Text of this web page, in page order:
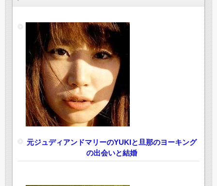
元ジュディアンドマリーのYUKIと旦那のヨーキング
の出会いと結婚